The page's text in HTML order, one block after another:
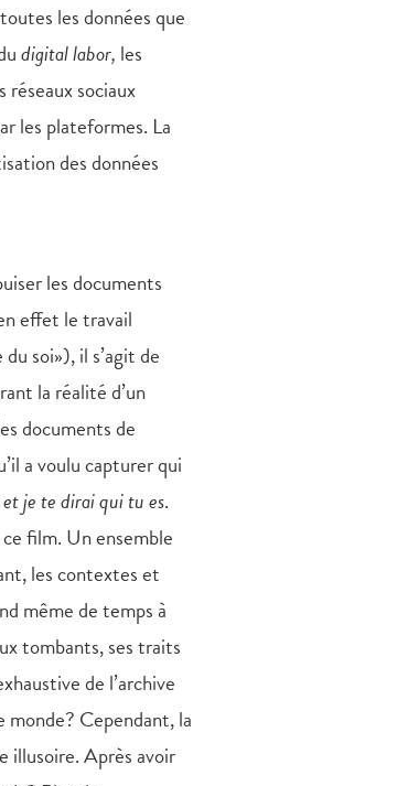
les données que
digital labor, les
réseaux sociaux
les plateformes. La
des données
les documents
effet le travail
soi»), il s’agit de
la réalité d’un
documents de
a voulu capturer qui
je te dirai qui tu es.
film. Un ensemble
les contextes et
même de temps à
tombants, ses traits
de l’archive
monde? Cependant, la
illusoire. Après avoir